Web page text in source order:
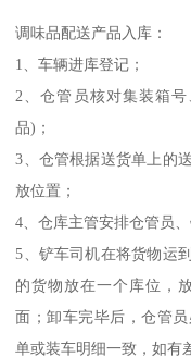
调味品配送产品入库：
1、车辆进库登记；
2、仓管员核对集装箱
品)；
3、仓管根据送货单上的
放位置；
4、仓库主管安排仓管员
5、铲车司机在将货物运
的货物放在一个库位，
面；卸车完毕后，仓管
单或装车明细一致，如有